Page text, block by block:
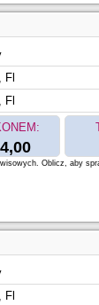
Fl
Fl
Oblicz, aby
Fl